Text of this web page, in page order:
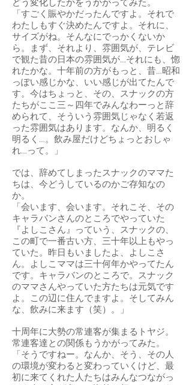
どう変化したかをうかがってみた。
「すごく賑やかだったんですよ。それで
わたしもすぐ決めたんですよ。それに、
サイズがね。そんなにでっかくないか
ら。まず、それより、雰囲気が、テレビ
で観た昔の日本の雰囲気が…それにも、惚
れたかな。十年前の方がもっと、昔…昭和
っぽい感じかな、いい感じが出てたんで
す。今はちょっと、その、スナックの方
たちがここ三～四年でみんなわーっと辞
められて、そういう雰囲気じゃなく若返
った雰囲気はあります。なんか、明るく
明るく…。飲み屋だけどちょっとおしゃ
れ…って。」
では、辞めてしまったスナックのママた
ちは、今どうしているのかご存知なの
か。
「会います、会います。それこそ、その
キャラバンさんのところでやっていた
『よしこさん』っていう、スナックの、
この町で一番古い方、三十年以上もやっ
ていた。昨日もいましたよ、よしこさ
ん。よしこママは三十何年かやってたん
です。キャラバンのところで。スナック
のママさんやっていた方たちは元気です
よ。この辺に住んでますよ。そしてみん
な、飲みに来ます（笑）。」
十周年に大勢の常連客が集まるトヤジ。
常連客達との関係もうかがってみた。
「そうですねー。なんか、そう、その人
の環境が変わると変わっていくけど、最
初に来てくれた人たちはみんなつながっ